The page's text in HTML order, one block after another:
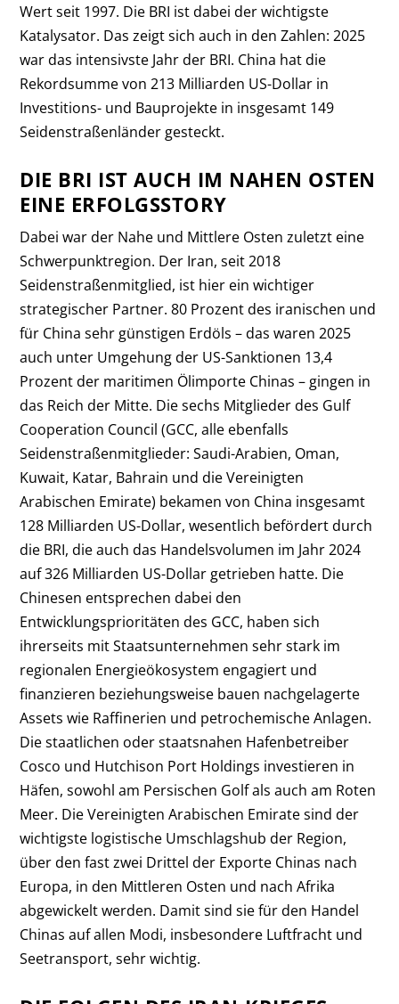
Wert seit 1997. Die BRI ist dabei der wichtigste
Katalysator. Das zeigt sich auch in den Zahlen: 2025
war das intensivste Jahr der BRI. China hat die
Rekordsumme von 213 Milliarden US-Dollar in
Investitions- und Bauprojekte in insgesamt 149
Seidenstraßenländer gesteckt.
DIE BRI IST AUCH IM NAHEN OSTEN
EINE ERFOLGSSTORY
Dabei war der Nahe und Mittlere Osten zuletzt eine
Schwerpunktregion. Der Iran, seit 2018
Seidenstraßenmitglied, ist hier ein wichtiger
strategischer Partner. 80 Prozent des iranischen und
für China sehr günstigen Erdöls – das waren 2025
auch unter Umgehung der US-Sanktionen 13,4
Prozent der maritimen Ölimporte Chinas – gingen in
das Reich der Mitte. Die sechs Mitglieder des Gulf
Cooperation Council (GCC, alle ebenfalls
Seidenstraßenmitglieder: Saudi-Arabien, Oman,
Kuwait, Katar, Bahrain und die Vereinigten
Arabischen Emirate) bekamen von China insgesamt
128 Milliarden US-Dollar, wesentlich befördert durch
die BRI, die auch das Handelsvolumen im Jahr 2024
auf 326 Milliarden US-Dollar getrieben hatte. Die
Chinesen entsprechen dabei den
Entwicklungsprioritäten des GCC, haben sich
ihrerseits mit Staatsunternehmen sehr stark im
regionalen Energieökosystem engagiert und
finanzieren beziehungsweise bauen nachgelagerte
Assets wie Raffinerien und petrochemische Anlagen.
Die staatlichen oder staatsnahen Hafenbetreiber
Cosco und Hutchison Port Holdings investieren in
Häfen, sowohl am Persischen Golf als auch am Roten
Meer. Die Vereinigten Arabischen Emirate sind der
wichtigste logistische Umschlagshub der Region,
über den fast zwei Drittel der Exporte Chinas nach
Europa, in den Mittleren Osten und nach Afrika
abgewickelt werden. Damit sind sie für den Handel
Chinas auf allen Modi, insbesondere Luftfracht und
Seetransport, sehr wichtig.